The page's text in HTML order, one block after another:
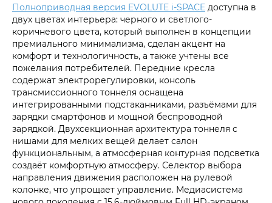
Полноприводная версия EVOLUTE i‑SPACE доступна в
двух цветах интерьера: черного и светлого-
коричневого цвета, который выполнен в концепции
премиального минимализма, сделан акцент на
комфорт и технологичность, а также учтены все
пожелания потребителей. Передние кресла
содержат электрорегулировки, консоль
трансмиссионного тоннеля оснащена
интегрированными подстаканниками, разъёмами для
зарядки смартфонов и мощной беспроводной
зарядкой. Двухсекционная архитектура тоннеля с
нишами для мелких вещей делает салон
функциональным, а атмосферная контурная подсветка
создаёт комфортную атмосферу. Селектор выбора
направления движения расположен на рулевой
колонке, что упрощает управление. Медиасистема